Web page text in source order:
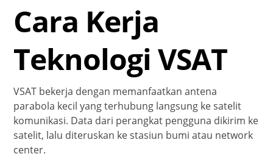
Cara Kerja
Teknologi VSAT
VSAT bekerja dengan memanfaatkan antena
parabola kecil yang terhubung langsung ke satelit
komunikasi. Data dari perangkat pengguna dikirim ke
satelit, lalu diteruskan ke stasiun bumi atau network
center.